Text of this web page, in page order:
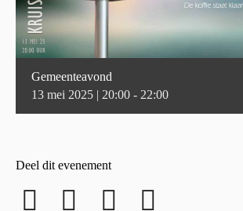
Gemeenteavond
13 mei 2025 | 20:00 - 22:00
Deel dit evenement